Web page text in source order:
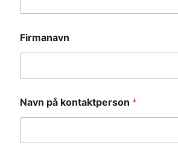
Firmanavn
Navn på kontaktperson *